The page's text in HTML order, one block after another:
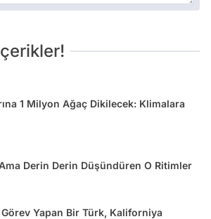
1 Milyon Ağaç Dikilecek: Klimalara
Derin Derin Düşündüren O Ritimler
Yapan Bir Türk, Kaliforniya